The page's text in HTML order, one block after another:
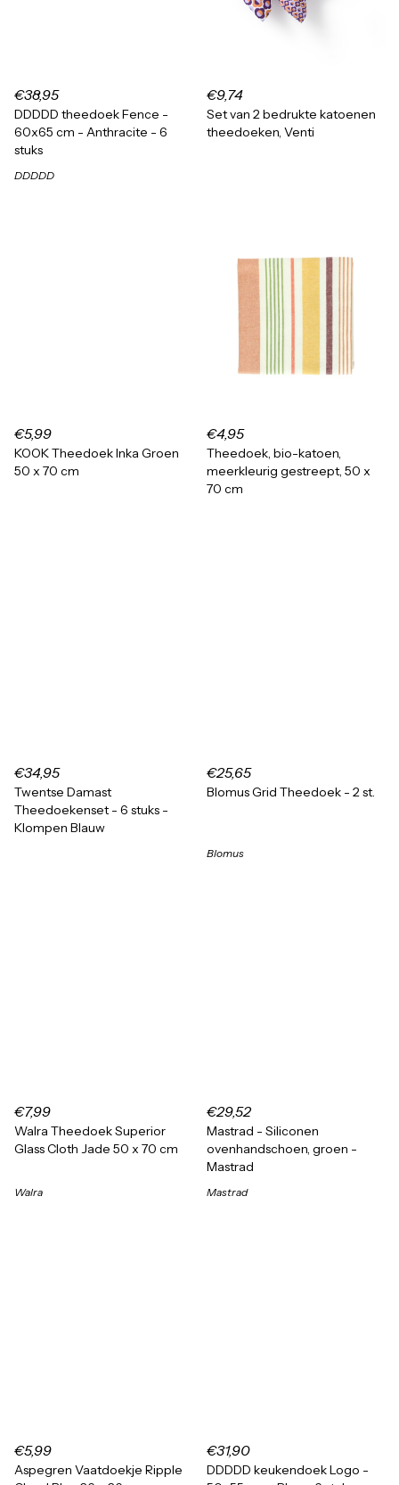
€38,95
DDDDD theedoek Fence -
60x65 cm - Anthracite - 6
stuks
DDDDD
€9,74
Set van 2 bedrukte katoenen
theedoeken, Venti
€5,99
KOOK Theedoek Inka Groen
50 x 70 cm
€4,95
Theedoek, bio-katoen,
meerkleurig gestreept, 50 x
70 cm
€34,95
Twentse Damast
Theedoekenset - 6 stuks -
Klompen Blauw
€25,65
Blomus Grid Theedoek - 2 st.
Blomus
€7,99
Walra Theedoek Superior
Glass Cloth Jade 50 x 70 cm
Walra
€29,52
Mastrad - Siliconen
ovenhandschoen, groen -
Mastrad
Mastrad
€5,99
Aspegren Vaatdoekje Ripple
€31,90
DDDDD keukendoek Logo -